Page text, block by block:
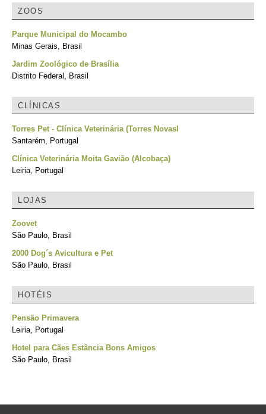
ZOOS
Parque Municipal do Mocambo
Minas Gerais, Brasil
Jardim Zoológico de Brasília
Distrito Federal, Brasil
CLÍNICAS
Torres Pet - Clínica Veterinária (Torres NovasI
Santarém, Portugal
Clínica Veterinária Moita Gavião (Alcobaça)
Leiria, Portugal
LOJAS
Zoovet
São Paulo, Brasil
2000 Dog´s Avicultura e Pet
São Paulo, Brasil
HOTÉIS
Pensão Primavera
Leiria, Portugal
Hotel para Cães Estância Bons Amigos
São Paulo, Brasil